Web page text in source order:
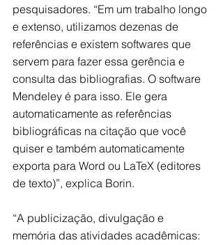
pesquisadores. “Em um trabalho longo
e extenso, utilizamos dezenas de
referências e existem softwares que
servem para fazer essa gerência e
consulta das bibliografias. O software
Mendeley é para isso. Ele gera
automaticamente as referências
bibliográficas na citação que você
quiser e também automaticamente
exporta para Word ou LaTeX (editores
de texto)”, explica Borin.
“A publicização, divulgação e
memória das atividades acadêmicas: